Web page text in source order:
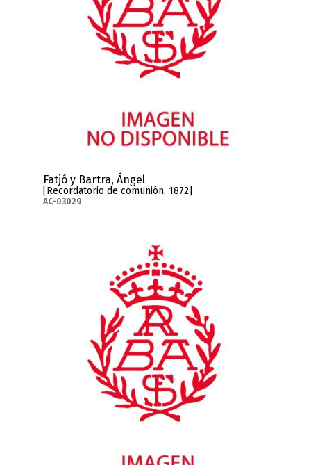
Fatjó y Bartra, Ángel
[Recordatorio de comunión, 1872]
AC-03029